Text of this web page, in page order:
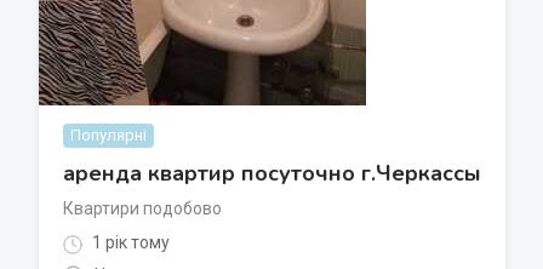
Популярні
аренда квартир посуточно г.Черкассы
Квартири подобово
1 рік тому